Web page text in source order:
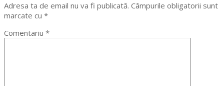
Adresa ta de email nu va fi publicată. Câmpurile obligatorii sunt
marcate cu *
Comentariu *